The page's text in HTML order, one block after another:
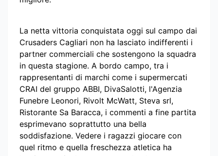
La netta vittoria conquistata oggi sul campo dai
Crusaders Cagliari non ha lasciato indifferenti i
partner commerciali che sostengono la squadra
in questa stagione. A bordo campo, tra i
rappresentanti di marchi come i supermercati
CRAI del gruppo ABBI, DivaSalotti, l'Agenzia
Funebre Leonori, Rivolt McWatt, Steva srl,
Ristorante Sa Baracca, i commenti a fine partita
esprimevano soprattutto una bella
soddisfazione. Vedere i ragazzi giocare con
quel ritmo e quella freschezza atletica ha